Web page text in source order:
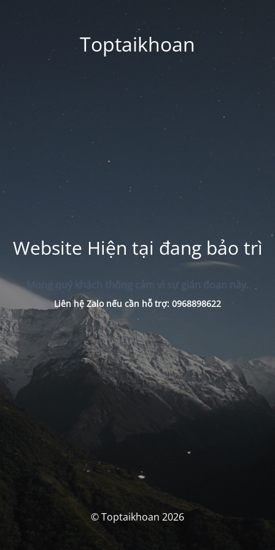
Toptaikhoan
Website Hiện tại đang bảo trì
Mong quý khách thông cảm vì sự gián đoạn này.
Liên hệ Zalo nếu cần hỗ trợ: 0968898622
© Toptaikhoan 2026